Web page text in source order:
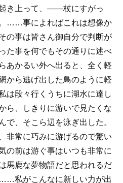
き上って、――杖にすがっ
……事によればこれは想像か
の事は皆さん御自分で判断が
た事を何でもその通りに述べ
あかるい外へ出ると、全く軽
ら逃げ出した鳥のように軽
は段々行くうちに湖水に達し
ら、しきりに游いで見たくな
で、そこら辺を泳ぎ出した。
非常に巧みに游げるので驚い
前は游ぐ事はいつも非常に
鹿な夢物語だと思われるだ
私がこんなに新しい力が出